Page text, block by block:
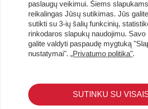
Užsisakykite naujienlaiškį ir pirmi
pasiūlymus!
KLIENTŲ APTARNAVIMAS
paslaugų veikimui. Šiems
reikalingas Jūsų sutikimas. Jūs
sutikti su 3-ių šalių funkcinių,
rinkodaros slapukų naudojimu.
galite valdyti paspaudę mygtuką
nustatymai". „Privatumo politika".
SUTINKU SU